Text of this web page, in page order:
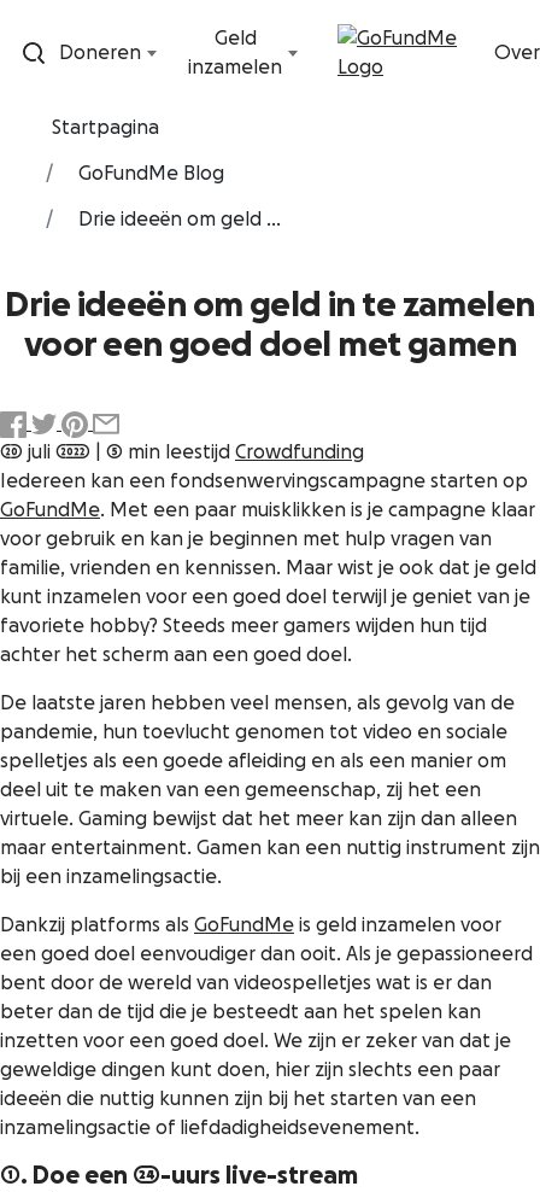
Doneren
Geld
inzamelen
Over
Startpagina
GoFundMe Blog
Drie ideeën om geld ...
Drie ideeën om geld in te zamelen
voor een goed doel met gamen
20 juli 2022 5 min leestijd Crowdfunding
Iedereen kan een fondsenwervingscampagne starten op
GoFundMe. Met een paar muisklikken is je campagne klaar
voor gebruik en kan je beginnen met hulp vragen van
familie, vrienden en kennissen. Maar wist je ook dat je geld
kunt inzamelen voor een goed doel terwijl je geniet van je
favoriete hobby? Steeds meer gamers wijden hun tijd
achter het scherm aan een goed doel.
De laatste jaren hebben veel mensen, als gevolg van de
pandemie, hun toevlucht genomen tot video en sociale
spelletjes als een goede afleiding en als een manier om
deel uit te maken van een gemeenschap, zij het een
virtuele. Gaming bewijst dat het meer kan zijn dan alleen
maar entertainment. Gamen kan een nuttig instrument zijn
bij een inzamelingsactie.
Dankzij platforms als GoFundMe is geld inzamelen voor
een goed doel eenvoudiger dan ooit. Als je gepassioneerd
bent door de wereld van videospelletjes wat is er dan
beter dan de tijd die je besteedt aan het spelen kan
inzetten voor een goed doel. We zijn er zeker van dat je
geweldige dingen kunt doen, hier zijn slechts een paar
ideeën die nuttig kunnen zijn bij het starten van een
inzamelingsactie of liefdadigheidsevenement.
1. Doe een 24-uurs live-stream